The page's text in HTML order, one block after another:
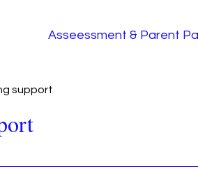
Asseessment & Parent
support